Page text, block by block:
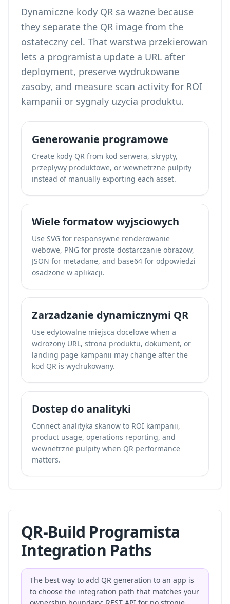
Dynamiczne kody QR sa wazne because
they separate the QR image from the
ostateczny cel. That warstwa przekierowan
lets a programista update a URL after
deployment, preserve wydrukowane
zasoby, and measure scan activity for ROI
kampanii or sygnaly uzycia produktu.
Generowanie programowe
Create kody QR from kod serwera, skrypty,
przeplywy produktowe, or wewnetrzne pulpity
instead of manually exporting each asset.
Wiele formatow wyjsciowych
Use SVG for responsywne renderowanie
webowe, PNG for proste dostarczanie obrazow,
JSON for metadane, and base64 for odpowiedzi
osadzone w aplikacji.
Zarzadzanie dynamicznymi QR
Use edytowalne miejsca docelowe when a
wdrozony URL, strona produktu, dokument, or
landing page kampanii may change after the
kod QR is wydrukowany.
Dostep do analityki
Connect analityka skanow to ROI kampanii,
product usage, operations reporting, and
wewnetrzne pulpity when QR performance
matters.
QR-Build Programista
Integration Paths
The best way to add QR generation to an app is
to choose the integration path that matches your